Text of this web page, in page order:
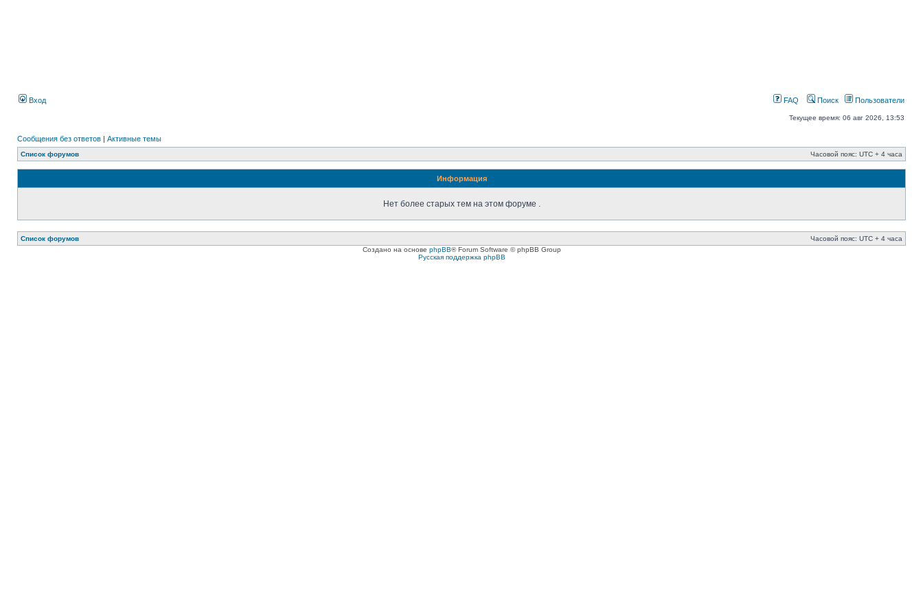
Вход FAQ Поиск Пользователи
Текущее время: 06 авг 2026, 13:53
Сообщения без ответов | Активные темы
Список форумов Часовой пояс: UTC + 4 часа
Информация
Нет более старых тем на этом форуме .
Список форумов
Часовой пояс: UTC + 4 часа
Создано на основе phpBB® Forum Software © phpBB Group
Русская поддержка phpBB